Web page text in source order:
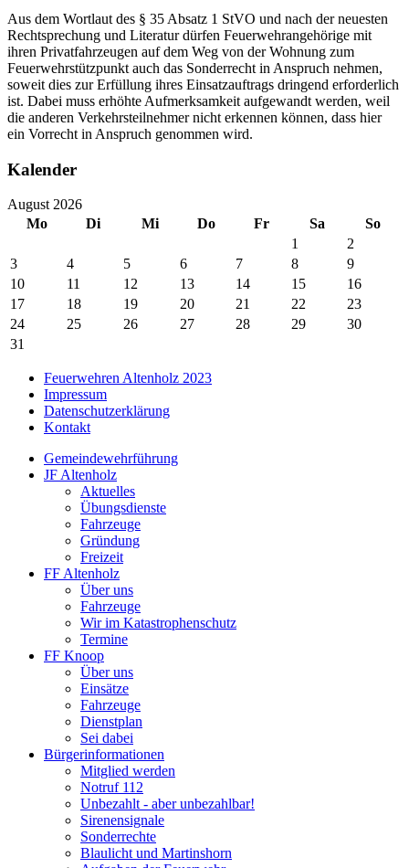
Aus dem Wortlaut des § 35 Absatz 1 StVO und nach der neuesten
Rechtsprechung und Literatur dürfen Feuerwehrangehörige mit
ihren Privatfahrzeugen auf dem Weg von der Wohnung zum
Feuerwehrstützpunkt auch das Sonderrecht in Anspruch nehmen,
soweit dies zur Erfüllung ihres Einsatzauftrags dringend erforderlich
ist. Dabei muss erhöhte Aufmerksamkeit aufgewandt werden, weil
die anderen Verkehrsteilnehmer nicht erkennen können, dass hier
ein Vorrecht in Anspruch genommen wird.
Kalender
August 2026
Mo
Di Mi Do Fr Sa
So
1
2
3
4 5 6 7 8
9
10
11 12 13 14 15
16
17
18 19 20 21 22
23
24
25 26 27 28 29
30
31
Feuerwehren Altenholz 2023
Impressum
Datenschutzerklärung
Kontakt
Gemeindewehrführung
JF Altenholz
Aktuelles
Übungsdienste
Fahrzeuge
Gründung
Freizeit
FF Altenholz
Über uns
Fahrzeuge
Wir im Katastrophenschutz
Termine
FF Knoop
Über uns
Einsätze
Fahrzeuge
Dienstplan
Sei dabei
Bürgerinformationen
Mitglied werden
Notruf 112
Unbezahlt - aber unbezahlbar!
Sirenensignale
Sonderrechte
Blaulicht und Martinshorn